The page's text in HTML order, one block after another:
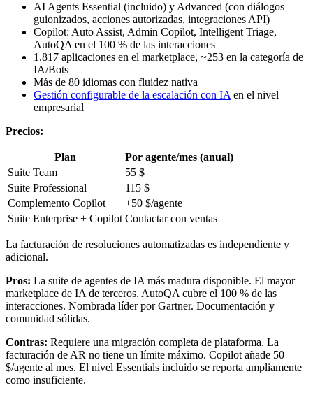
AI Agents Essential (incluido) y Advanced (con diálogos
guionizados, acciones autorizadas, integraciones API)
Copilot: Auto Assist, Admin Copilot, Intelligent Triage,
AutoQA en el 100 % de las interacciones
1.817 aplicaciones en el marketplace, ~253 en la categoría de
IA/Bots
Más de 80 idiomas con fluidez nativa
Gestión configurable de la escalación con IAen el nivel
empresarial
Precios:
Plan
Por agente/mes (anual)
Suite Team
55 $
Suite Professional
115 $
Complemento Copilot
+50 $/agente
Suite Enterprise + Copilot Contactar con ventas
La facturación de resoluciones automatizadas es independiente y
adicional.
Pros: La suite de agentes de IA más madura disponible. El mayor
marketplace de IA de terceros. AutoQA cubre el 100 % de las
interacciones. Nombrada líder por Gartner. Documentación y
comunidad sólidas.
Contras: Requiere una migración completa de plataforma. La
facturación de AR no tiene un límite máximo. Copilot añade 50
$/agente al mes. El nivel Essentials incluido se reporta ampliamente
como insuficiente.